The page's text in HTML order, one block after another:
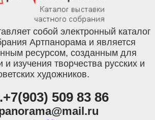
собой электронный каталог
Артпанорама и является
ресурсом, созданным для
и изучения творчества русских и
художников.
509 83 86